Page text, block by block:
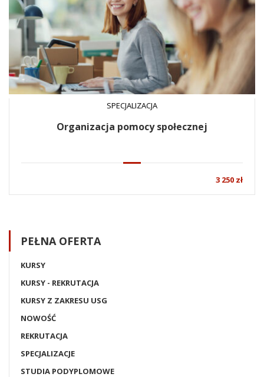
SPECJALIZACJA
Organizacja pomocy społecznej
3 250 zł
PEŁNA OFERTA
KURSY
KURSY - REKRUTACJA
KURSY Z ZAKRESU USG
NOWOŚĆ
REKRUTACJA
SPECJALIZACJE
STUDIA PODYPLOMOWE